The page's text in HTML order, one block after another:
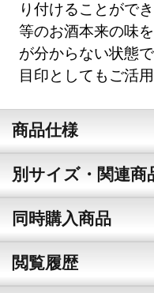
り付けることがで
等のお酒本来の味
が分からない状態
目印としてもご活
商品仕様
別サイズ・関連商
同時購入商品
閲覧履歴